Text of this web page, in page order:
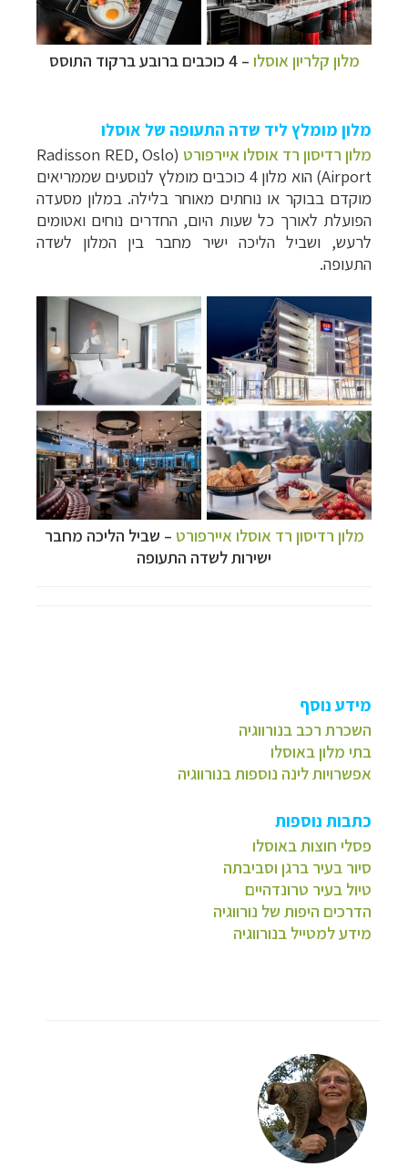
מלון קלריון אוסלו – 4 כוכבים ברובע ברקוד התוסס
מלון מומלץ ליד שדה התעופה של אוסלו
מלון רדיסון רד אוסלו איירפורט (
Radisson RED, Oslo
Airport
) הוא מלון 4 כוכבים מומלץ לנוסעים שממריאים
מוקדם בבוקר או נוחתים מאוחר בלילה. במלון מסעדה
הפועלת לאורך כל שעות היום, החדרים נוחים ואטומים
לרעש, ושביל הליכה ישיר מחבר בין המלון לשדה
התעופה.
מלון רדיסון רד אוסלו איירפורט – שביל הליכה מחבר
ישירות לשדה התעופה
מידע נוסף
השכרת רכב בנורווגיה
בתי מלון באוסלו
אפשרויות לינה נוספות בנורווגיה
כתבות נוספות
פסלי חוצות באוסלו
סיור בעיר ברגן וסביבתה
טיול בעיר טרונדהיים
הדרכים היפות של נורווגיה
מידע למטייל בנורווגיה